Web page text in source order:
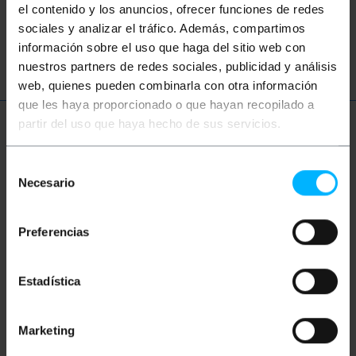
el contenido y los anuncios, ofrecer funciones de redes
sociales y analizar el tráfico. Además, compartimos
información sobre el uso que haga del sitio web con
nuestros partners de redes sociales, publicidad y análisis
web, quienes pueden combinarla con otra información
que les haya proporcionado o que hayan recopilado a
partir del uso que haya hecho de sus servicios.
Necesario
Preferencias
Estadística
Marketing
bezprzewodowy nadajnik hdmi
przedłużacz hdmi przedłużacz hdmi rj45
Więcej informacji
Przedłużacz sygnału HDMI (cyfrowe audio i wideo)
(kat. 5e lub kat. 6). Składa się z dwóch modułów,
które łączą się za pomocą kabla skrętki Ethernet
Dane techniczne